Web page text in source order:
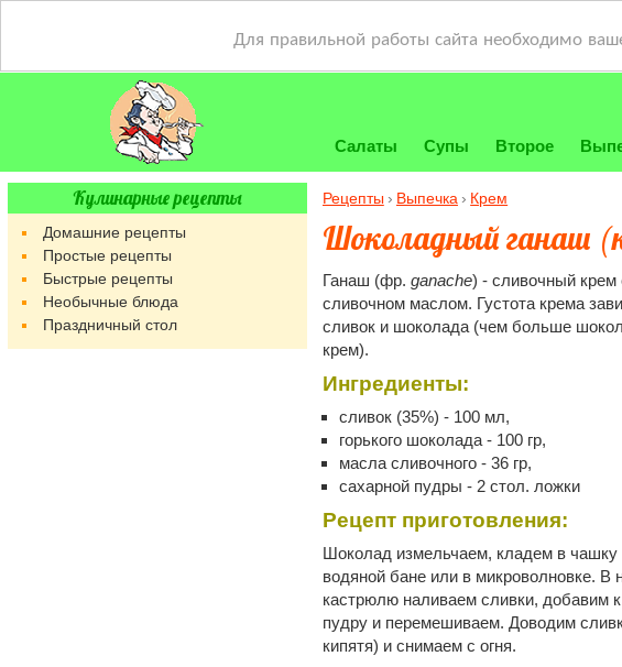
Для правильной работы сайта необходимо
Салаты Супы Второе
Рецепты Выпечка Крем
Шоколадный ганаш
Ганаш (фр. ganache) - сливочный
сливочном маслом. Густота крема
сливок и шоколада (чем больше
крем).
Ингредиенты:
сливок (35%) - 100 мл,
горького шоколада - 100 гр,
масла сливочного - 36 гр,
сахарной пудры - 2 стол. ложки
Рецепт приготовления:
Шоколад измельчаем, кладем в чашку
водяной бане или в микроволновке.
кастрюлю наливаем сливки, добавим
пудру и перемешиваем. Доводим
кипятя) и снимаем с огня.
Кулинарные рецепты
Домашние рецепты
Простые рецепты
Быстрые рецепты
Необычные блюда
Праздничный стол